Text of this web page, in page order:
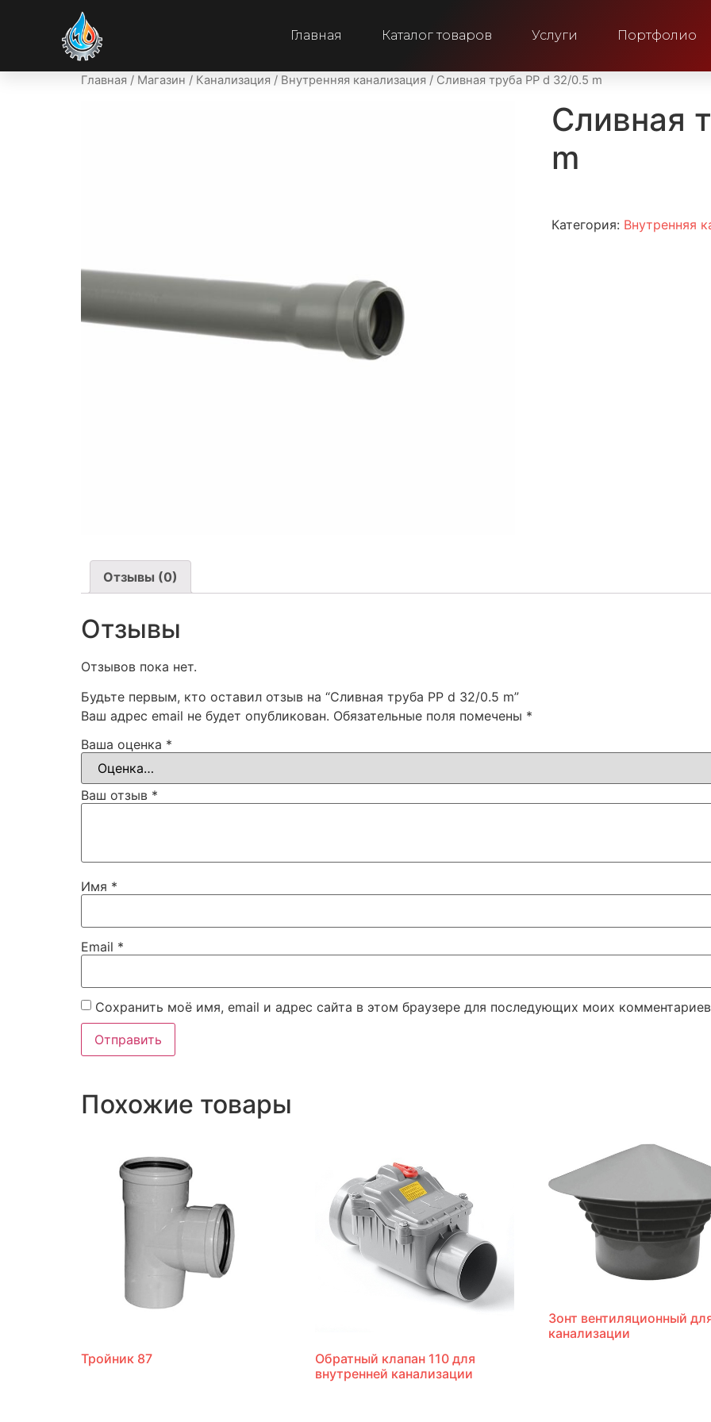
Главная Каталог товаров Услуги Портфолио
Главная / Магазин / Канализация / Внутренняя канализация / Cливная труба PP d 32/0.5 m
Cливная
m
Категория: Внутренняя
Отзывы (0)
Отзывы
Отзывов пока нет.
Будьте первым, кто оставил отзыв на “Cливная труба PP d 32/0.5 m”
Ваш адрес email не будет опубликован. Обязательные поля помечены *
Ваша оценка *
Ваш отзыв *
Имя *
Email *
Сохранить моё имя, email и адрес сайта в этом браузере для последующих моих
Похожие товары
Тройник 87
Обратный клапан 110 для
внутренней канализации
Зонт вентиляционный
канализации